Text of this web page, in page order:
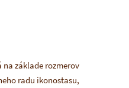
základe rozmerov
radu ikonostasu,